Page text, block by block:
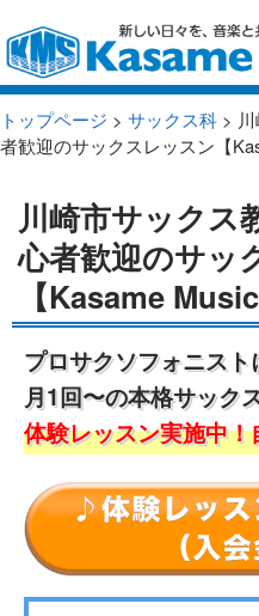
トップページ > サックス科 >
者歓迎のサックスレッスン【
川崎市サックス
心者歓迎のサッ
【Kasame
プロサクソフォニスト
月1回〜の本格サック
体験レッスン実施中！